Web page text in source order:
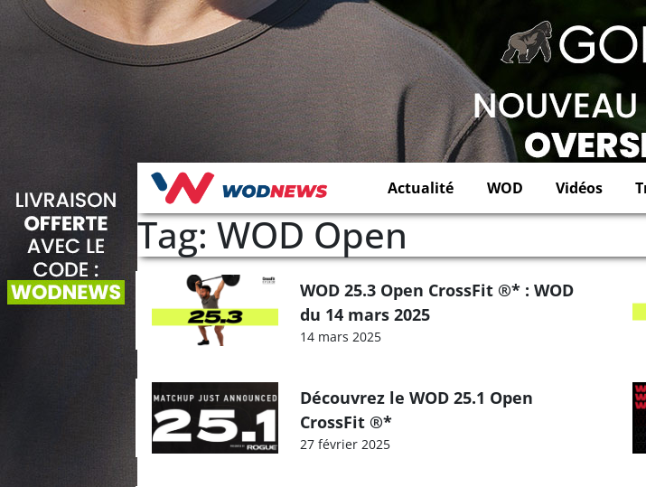
Actualité WOD Vidéos
Tag: WOD Open
WOD 25.3 Open CrossFit ®* : WOD
du 14 mars 2025
14 mars 2025
Découvrez le WOD 25.1 Open
CrossFit ®*
27 février 2025